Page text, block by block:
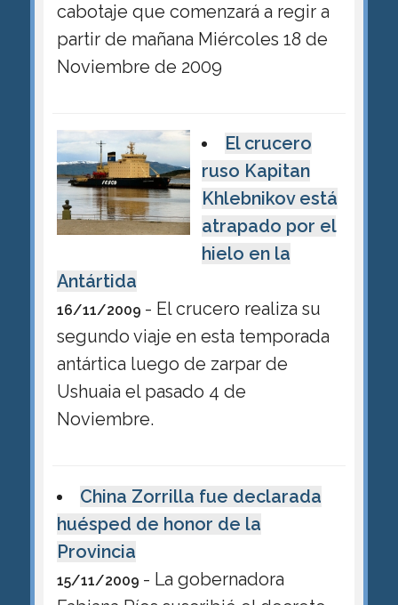
cabotaje que comenzará a regir a
partir de mañana Miércoles 18 de
Noviembre de 2009
El crucero
ruso Kapitan
Khlebnikov está
atrapado por el
hielo en la
Antártida
16/11/2009 - El crucero realiza su
segundo viaje en esta temporada
antártica luego de zarpar de
Ushuaia el pasado 4 de
Noviembre.
China Zorrilla fue declarada
huésped de honor de la
Provincia
15/11/2009 - La gobernadora